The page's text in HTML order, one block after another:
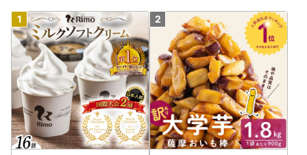
【ふるさと納税の対象となる地方団体の指定について】
南島原市は令和7年9月26日付総務大臣通知「ふるさと納税
の対象となる地方団体の指定について（通知）」にて、地方
税法（昭和25年法律第226号）第37条の2第2項及び第314条
の7第2項の規定に基づき、ふるさと納税の対象となる地方団
体として指定されました。
指定対象期間は、令和7年10月1日から令和8年9月30日まで
です。